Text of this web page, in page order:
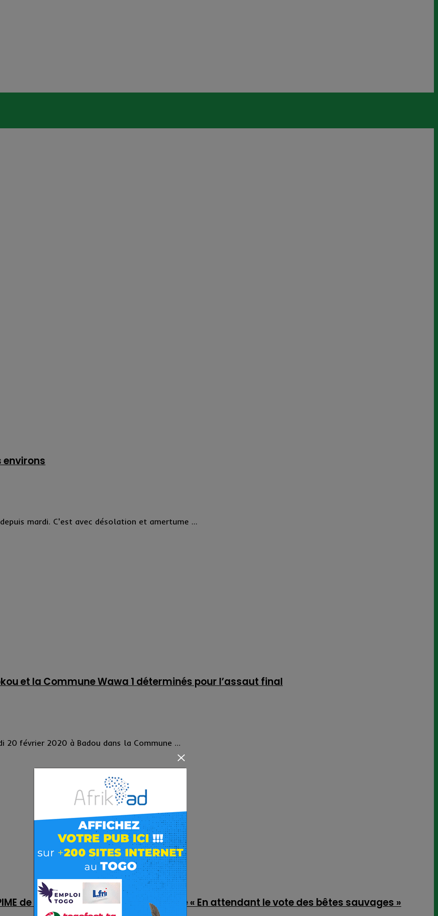
environs
mardi. C'est avec désolation et amertume ...
et la Commune Wawa 1 déterminés pour l’assaut final
20 février 2020 à Badou dans la Commune ...
de l’ANC-Badou dans la logique de « En attendant le vote des bêtes sauvages »